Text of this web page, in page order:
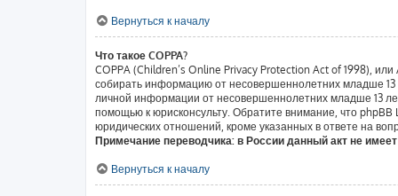
Вернуться к началу
Что такое COPPA?
COPPA (Children’s Online Privacy Protection Act of 1998),
собирать информацию от несовершеннолетних младше 13
личной информации от несовершеннолетних младше 13
помощью к юрисконсульту. Обратите внимание, что
юридических отношений, кроме указанных в ответе на
Примечание переводчика: в России данный акт не
Вернуться к началу